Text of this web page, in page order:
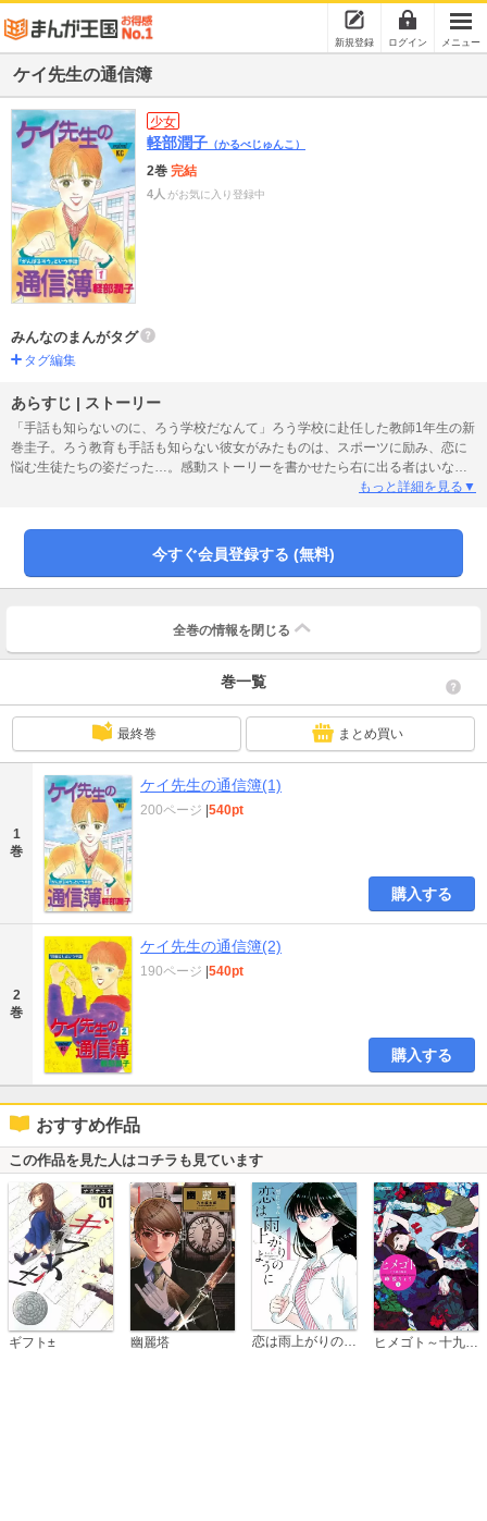
新規登録 ログイン メニュー
ケイ先生の通信簿
少女
軽部潤子 （かるべじゅんこ）
2巻 完結
4人 がお気に入り登録中
みんなのまんがタグ
タグ編集
あらすじ | ストーリー
「手話も知らないのに、ろう学校だなんて」ろう学校に赴任した教師1年生の新
巻圭子。ろう教育も手話も知らない彼女がみたものは、スポーツに励み、恋に
悩む生徒たちの姿だった…。感動ストーリーを書かせたら右に出る者はいない
軽部潤子が、新任教師・圭子と生徒との交流の中で起こる「ろう教育」の現実
もっと詳細を見る▼
今すぐ会員登録する (無料)
全巻の情報を 閉じる
巻一覧
最終巻 まとめ買い
1
巻
ケイ先生の通信簿(1)
200ページ |540pt
購入する
2
巻
ケイ先生の通信簿(2)
190ページ |540pt
購入する
おすすめ作品
この作品を見た人はコチラも見ています
ギフト± 幽麗塔 恋は雨上がりのように